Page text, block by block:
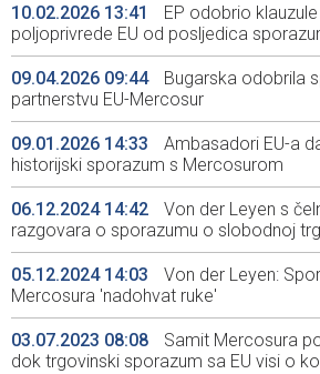
10.02.2026 13:41
EP odobrio
poljoprivrede EU od posljedica
09.04.2026 09:44
Bugarska odobrila
partnerstvu EU-Mercosur
09.01.2026 14:33
Ambasadori EU-a
historijski sporazum s Mercosurom
06.12.2024 14:42
Von der Leyen s
razgovara o sporazumu o slobodnoj
05.12.2024 14:03
Von der Leyen:
Mercosura 'nadohvat ruke'
03.07.2023 08:08
Samit Mercosura
dok trgovinski sporazum sa EU visi o